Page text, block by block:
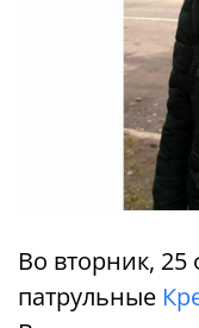
Во вторник,
патрульные